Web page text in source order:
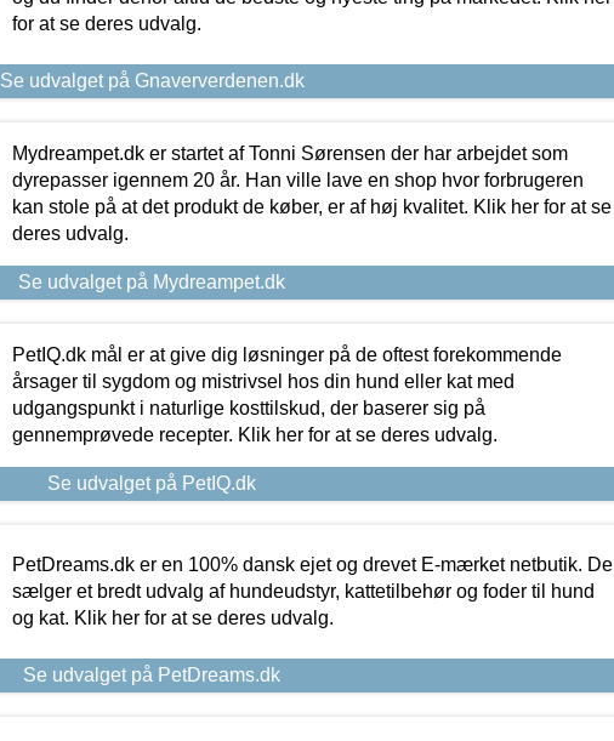
for at se deres udvalg.
Se udvalget på Gnaververdenen.dk
Mydreampet.dk er startet af Tonni Sørensen der har arbejdet som
dyrepasser igennem 20 år. Han ville lave en shop hvor forbrugeren
kan stole på at det produkt de køber, er af høj kvalitet. Klik her for at se
deres udvalg.
Se udvalget på Mydreampet.dk
PetIQ.dk mål er at give dig løsninger på de oftest forekommende
årsager til sygdom og mistrivsel hos din hund eller kat med
udgangspunkt i naturlige kosttilskud, der baserer sig på
gennemprøvede recepter. Klik her for at se deres udvalg.
Se udvalget på PetIQ.dk
PetDreams.dk er en 100% dansk ejet og drevet E-mærket netbutik. De
sælger et bredt udvalg af hundeudstyr, kattetilbehør og foder til hund
og kat. Klik her for at se deres udvalg.
Se udvalget på PetDreams.dk